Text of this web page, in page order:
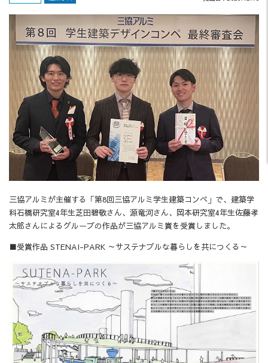
三協アルミが主催する「第8回三協アルミ学生建築コンペ」で、建築学
科石橋研究室4年生芝田碧敬さん、源竜河さん、岡本研究室4年生佐藤孝
太郎さんによるグループの作品が三協アルミ賞を受賞しました。
■受賞作品 STENAI-PARK ～サステナブルな暮らしを共につくる～